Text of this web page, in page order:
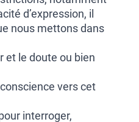
d’expression, il
nous mettons dans
et le doute ou bien
vers cet
interroger,